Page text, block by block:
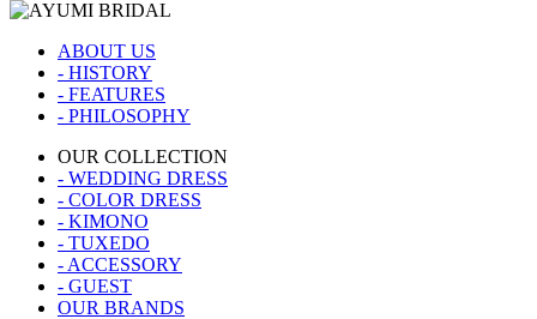
ABOUT US
- HISTORY
- FEATURES
- PHILOSOPHY
OUR COLLECTION
- WEDDING DRESS
- COLOR DRESS
- KIMONO
- TUXEDO
- ACCESSORY
- GUEST
OUR BRANDS